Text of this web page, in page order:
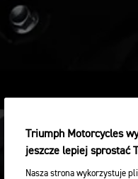
Triumph Motorcycles
jeszcze lepiej sprostać
Nasza strona wykorzystuje